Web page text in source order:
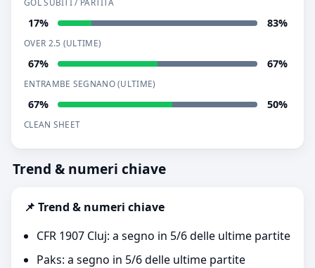
17% 83%
OVER 2.5 (ULTIME)
67% 67%
ENTRAMBE SEGNANO (ULTIME)
67% 50%
CLEAN SHEET
Trend & numeri chiave
📌 Trend & numeri chiave
CFR 1907 Cluj: a segno in 5/6 delle ultime partite
Paks: a segno in 5/6 delle ultime partite